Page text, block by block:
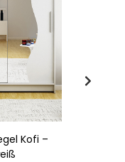
Kofi –